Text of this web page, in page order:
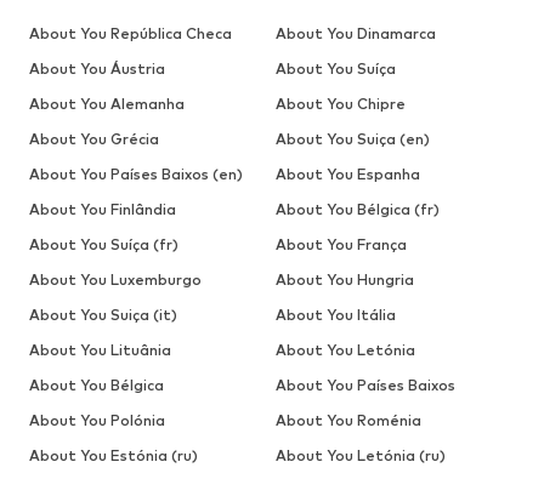
About You República Checa
About You Dinamarca
About You Áustria
About You Suíça
About You Alemanha
About You Chipre
About You Grécia
About You Suiça (en)
About You Países Baixos (en)
About You Espanha
About You Finlândia
About You Bélgica (fr)
About You Suíça (fr)
About You França
About You Luxemburgo
About You Hungria
About You Suiça (it)
About You Itália
About You Lituânia
About You Letónia
About You Bélgica
About You Países Baixos
About You Polónia
About You Roménia
About You Estónia (ru)
About You Letónia (ru)